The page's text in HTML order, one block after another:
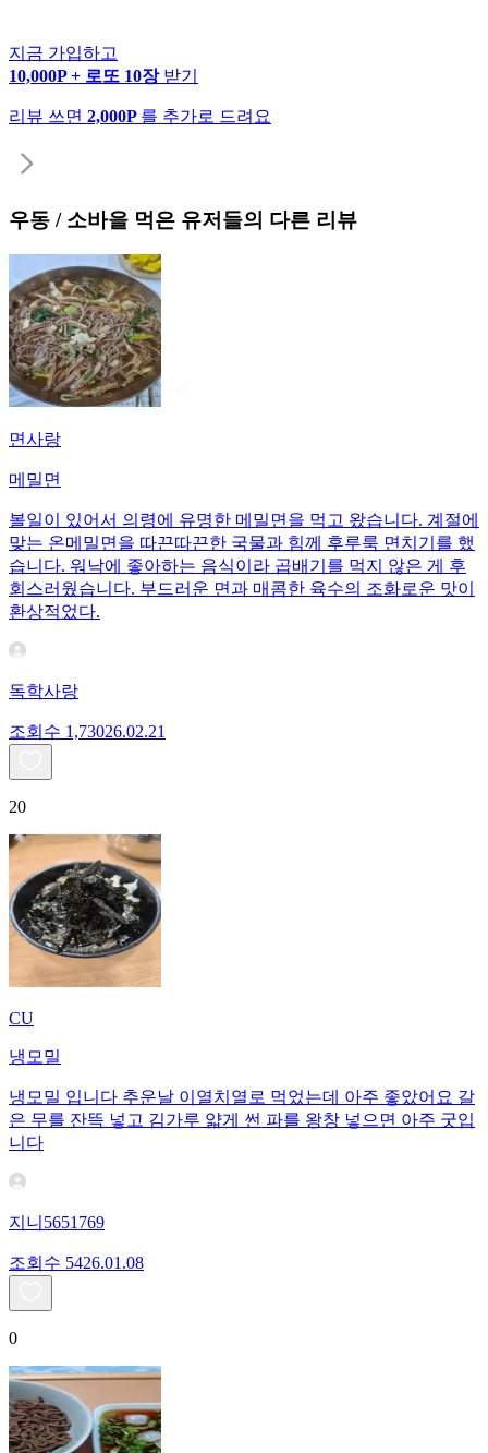
지금 가입하고
10,000P + 로또 10장 받기
리뷰 쓰면 2,000P 를 추가로 드려요
우동 / 소바을 먹은 유저들의 다른 리뷰
면사랑
메밀면
볼일이 있어서 의령에 유명한 메밀면을 먹고 왔습니다. 계절에
맞는 온메밀면을 따끈따끈한 국물과 힘께 후루룩 면치기를 했
습니다. 워낙에 좋아하는 음식이라 곱배기를 먹지 않은 게 후
회스러웠습니다. 부드러운 면과 매콤한 육수의 조화로운 맛이
환상적었다.
독학사랑
조회수 1,73026.02.21
20
CU
냉모밀
냉모밀 입니다 추운날 이열치열로 먹었는데 아주 좋았어요 갈
은 무를 잔뜩 넣고 김가루 얇게 썬 파를 왕창 넣으면 아주 굿입
니다
지니5651769
조회수 5426.01.08
0